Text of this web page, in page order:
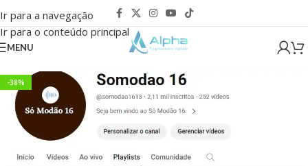
Ir para a navegação
Ir para o conteúdo principal
MENU
-38%